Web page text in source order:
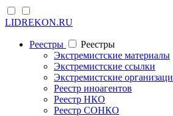
LIDREKON.RU
Реестры
Реестры
Экстремистские материалы
Экстремистские ссылки
Экстремистские
Реестр иноагентов
Реестр НКО
Реестр СОНКО